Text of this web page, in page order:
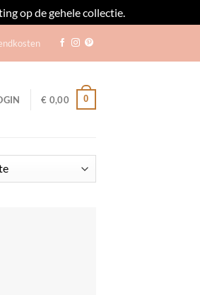
op de gehele collectie.
€ 0,00 0